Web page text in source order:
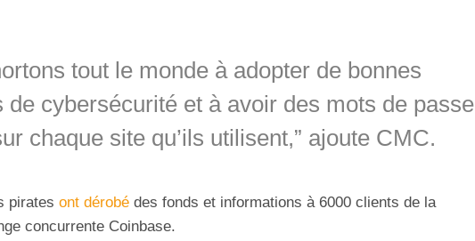
tout le monde à adopter de bonnes
de cybersécurité et à avoir des mots de passe
chaque site qu’ils utilisent,” ajoute CMC.
pirates ont dérobé des fonds et informations à 6000 clients de la
concurrente Coinbase.